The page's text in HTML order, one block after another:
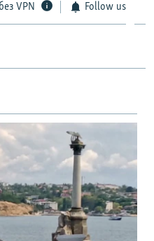
VPN Follow us